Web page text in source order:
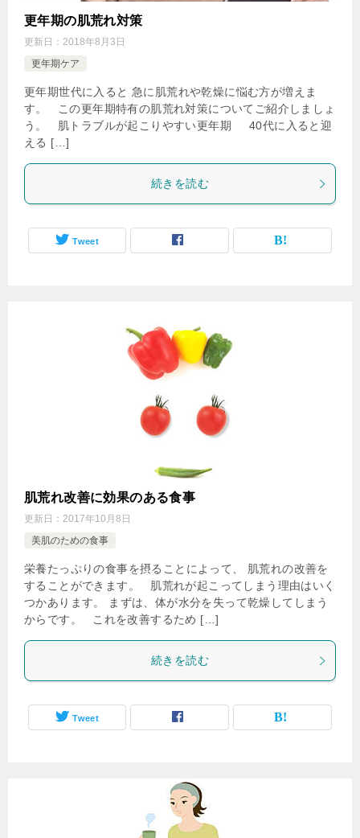
更年期の肌荒れ対策
更新日： 2018年8月3日
更年期ケア
更年期世代に入ると 急に肌荒れや乾燥に悩む方が増えま
す。 この更年期特有の肌荒れ対策についてご紹介しましょ
う。 肌トラブルが起こりやすい更年期 40代に入ると迎
える […]
続きを読む
Tweet
肌荒れ改善に効果のある食事
更新日： 2017年10月8日
美肌のための食事
栄養たっぷりの食事を摂ることによって、 肌荒れの改善を
することができます。 肌荒れが起こってしまう理由はいく
つかあります。 まずは、体が水分を失って乾燥してしまう
からです。 これを改善するため […]
続きを読む
Tweet